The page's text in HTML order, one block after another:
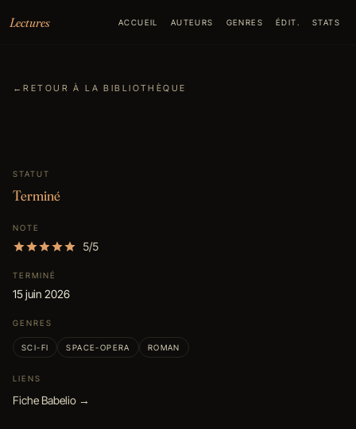
Lectures
ACCUEIL AUTEURS GENRES ÉDIT. STATS
←RETOUR À LA BIBLIOTHÈQUE
STATUT
Terminé
NOTE
5/5
TERMINÉ
15 juin 2026
GENRES
SCI-FI SPACE-OPERA ROMAN
LIENS
Fiche Babelio →